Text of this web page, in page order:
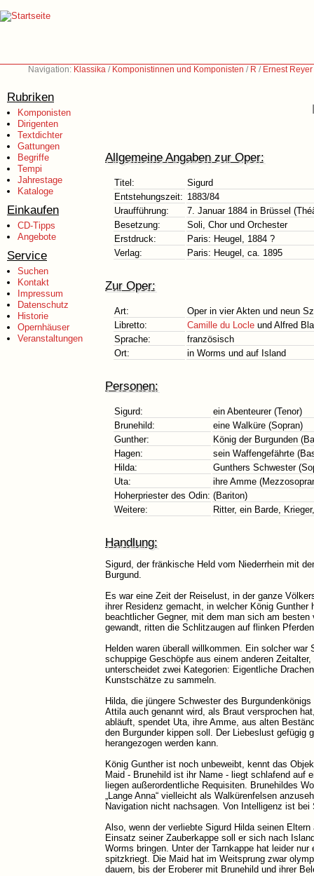
Navigation: Klassika / Komponistinnen und Komponisten / R / Ernest
Rubriken
Komponisten
Dirigenten
Textdichter
Gattungen
Begriffe
Tempi
Jahrestage
Kataloge
Einkaufen
CD-Tipps
Angebote
Service
Suchen
Kontakt
Impressum
Datenschutz
Historie
Opernhäuser
Veranstaltungen
Allgemeine Angaben zur Oper:
Titel:
Sigurd
Entstehungszeit: 1883/84
Uraufführung:
7. Januar 1884 in Brüssel
Besetzung:
Soli, Chor und Orchester
Erstdruck:
Paris: Heugel, 1884 ?
Verlag:
Paris: Heugel, ca. 1895
Zur Oper:
Art:
Oper in vier Akten und neun
Libretto:
Camille du Locle und Alfred
Sprache:
französisch
Ort:
in Worms und auf Island
Personen:
Sigurd:
ein Abenteurer (Tenor)
Brunehild:
eine Walküre (Sopran)
Gunther:
König der Burgunden
Hagen:
sein Waffengefährte
Hilda:
Gunthers Schwester
Uta:
ihre Amme
Hoherpriester des Odin: (Bariton)
Weitere:
Ritter, ein Barde,
Handlung:
Sigurd, der fränkische Held vom Niederrhein mit
Burgund.
Es war eine Zeit der Reiselust, in der ganze
ihrer Residenz gemacht, in welcher König
beachtlicher Gegner, mit dem man sich am
gewandt, ritten die Schlitzaugen auf flinken
Helden waren überall willkommen. Ein solcher
schuppige Geschöpfe aus einem anderen
unterscheidet zwei Kategorien: Eigentliche
Kunstschätze zu sammeln.
Hilda, die jüngere Schwester des
Attila auch genannt wird, als Braut versprochen
abläuft, spendet Uta, ihre Amme, aus alten
den Burgunder kippen soll. Der Liebeslust gefügig
herangezogen werden kann.
König Gunther ist noch unbeweibt, kennt das
Maid - Brunehild ist ihr Name - liegt schlafend auf
liegen außerordentliche Requisiten. Brunehildes
„Lange Anna“ vielleicht als Walkürenfelsen
Navigation nicht nachsagen. Von Intelligenz ist
Also, wenn der verliebte Sigurd Hilda seinen
Einsatz seiner Zauberkappe soll er sich nach
Worms bringen. Unter der Tarnkappe hat leider
spitzkriegt. Die Maid hat im Weitsprung zwar
dauern, bis der Eroberer mit Brunehild und ihrer